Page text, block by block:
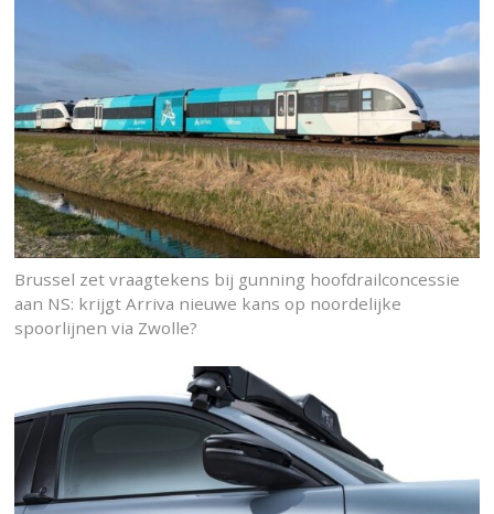
Brussel zet vraagtekens bij gunning hoofdrailconcessie
aan NS: krijgt Arriva nieuwe kans op noordelijke
spoorlijnen via Zwolle?